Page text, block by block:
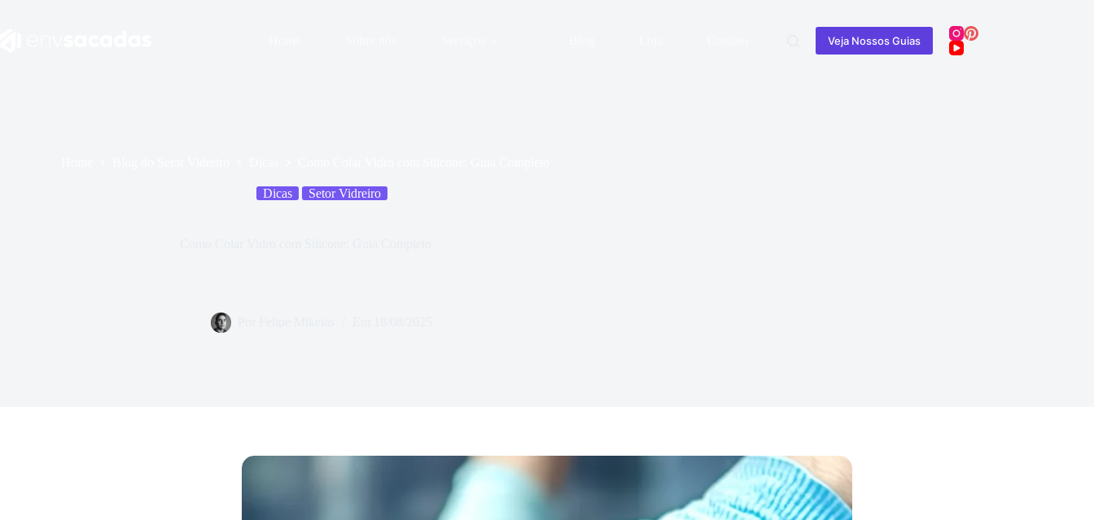
Veja Nossos Guias
Dicas Setor Vidreiro